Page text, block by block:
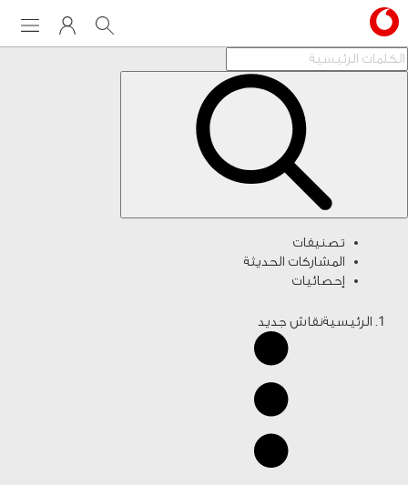
My VodafoneSearch
تصنيفات
المشاركات الحديثة
إحصائيات
الرئيسيةنقاش جديد